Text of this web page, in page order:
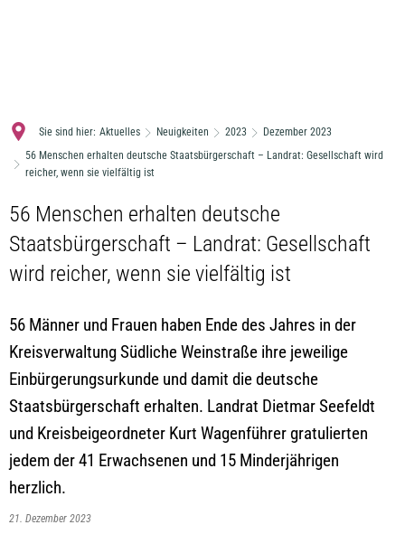
Sie sind hier: Aktuelles Neuigkeiten 2023
Dezember 2023
56 Menschen erhalten deutsche Staatsbürgerschaft – Landrat: Gesellschaft wird
reicher, wenn sie vielfältig ist
56 Menschen erhalten deutsche
Staatsbürgerschaft – Landrat: Gesellschaft
wird reicher, wenn sie vielfältig ist
56 Männer und Frauen haben Ende des Jahres in der
Kreisverwaltung Südliche Weinstraße ihre jeweilige
Einbürgerungsurkunde und damit die deutsche
Staatsbürgerschaft erhalten. Landrat Dietmar Seefeldt
und Kreisbeigeordneter Kurt Wagenführer gratulierten
jedem der 41 Erwachsenen und 15 Minderjährigen
herzlich.
21. Dezember 2023